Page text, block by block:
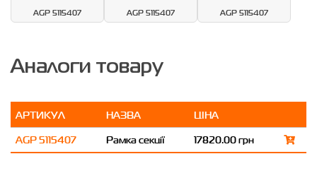
AGP 5115407 AGP 5115407 AGP 5115407
Аналоги товару
АРТИКУЛ НАЗВА
ЦІНА
AGP 5115407
Рамка секції 17820.00 грн